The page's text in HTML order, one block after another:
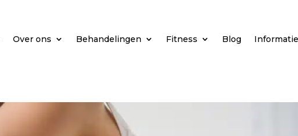
Over ons Behandelingen Fitness Blog